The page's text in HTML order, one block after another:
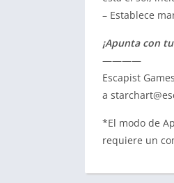
– Establece
¡Apunta con
————
Escapist
a
*El modo de
requiere un